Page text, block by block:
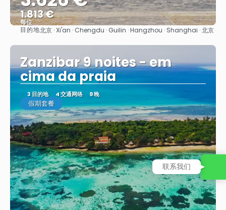
1.813 €
每位
看到
目的地北京 · Xi'an · Chengdu · Guilin · Hangzhou · Shanghai · 北京
Zanzibar 9 noites - em
cima da praia
3 目的地 4 交通网络 9 晚
假期套餐
联系我们